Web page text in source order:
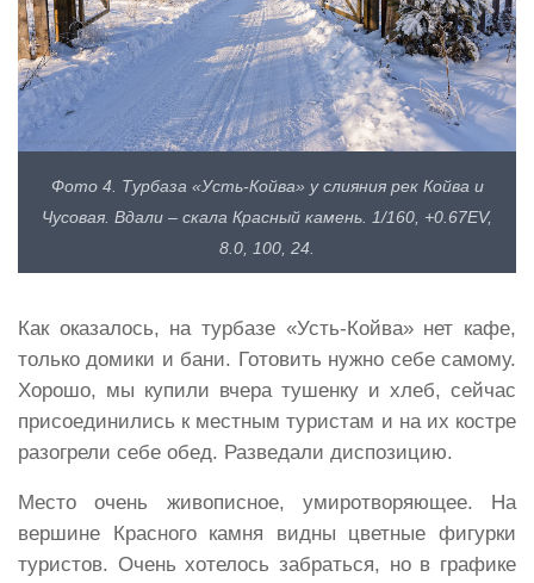
Фото 4. Турбаза «Усть-Койва» у слияния рек Койва и
Чусовая. Вдали – скала Красный камень. 1/160, +0.67EV,
8.0, 100, 24.
Как оказалось, на турбазе «Усть-Койва» нет кафе,
только домики и бани. Готовить нужно себе самому.
Хорошо, мы купили вчера тушенку и хлеб, сейчас
присоединились к местным туристам и на их костре
разогрели себе обед. Разведали диспозицию.
Место очень живописное, умиротворяющее. На
вершине Красного камня видны цветные фигурки
туристов. Очень хотелось забраться, но в графике